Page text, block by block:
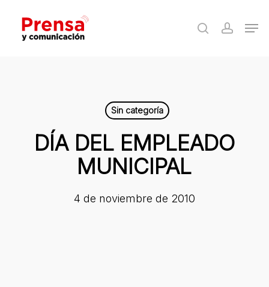
main
search
Sin categoría
DÍA DEL EMPLEADO
MUNICIPAL
4 de noviembre de 2010